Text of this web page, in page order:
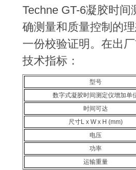
Techne GT-6凝胶时
确测量和质量控制的
一份校验证明。在出
技术指标：
型号
数字式凝胶时间测定仪增加单
时间可达
尺寸L x W x H (mm)
电压
功率
运输重量